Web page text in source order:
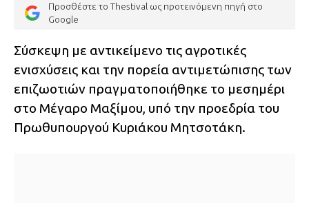
Προσθέστε το Thestival ως προτεινόμενη πηγή στο
Google
Σύσκεψη με αντικείμενο τις αγροτικές
ενισχύσεις και την πορεία αντιμετώπισης των
επιζωοτιών πραγματοποιήθηκε το μεσημέρι
στο Μέγαρο Μαξίμου, υπό την προεδρία του
Πρωθυπουργού Κυριάκου Μητσοτάκη.